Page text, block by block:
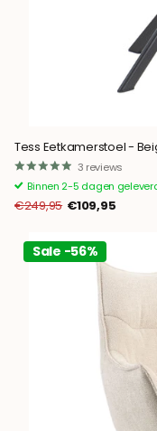
Tess Eetkamerstoel -
3 reviews
Binnen 2-5 dagen
€249,95 €109,95
Sale -56%